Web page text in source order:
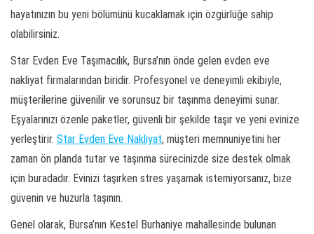
hayatınızın bu yeni bölümünü kucaklamak için özgürlüğe sahip
olabilirsiniz.
Star Evden Eve Taşımacılık, Bursa’nın önde gelen evden eve
nakliyat firmalarından biridir. Profesyonel ve deneyimli ekibiyle,
müşterilerine güvenilir ve sorunsuz bir taşınma deneyimi sunar.
Eşyalarınızı özenle paketler, güvenli bir şekilde taşır ve yeni evinize
yerleştirir. Star Evden Eve Nakliyat, müşteri memnuniyetini her
zaman ön planda tutar ve taşınma sürecinizde size destek olmak
için buradadır. Evinizi taşırken stres yaşamak istemiyorsanız, bize
güvenin ve huzurla taşının.
Genel olarak, Bursa’nın Kestel Burhaniye mahallesinde bulunan